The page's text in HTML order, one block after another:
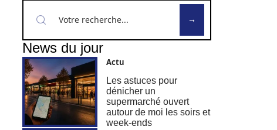
News du jour
Actu
Les astuces pour
dénicher un
supermarché ouvert
autour de moi les soirs et
week-ends